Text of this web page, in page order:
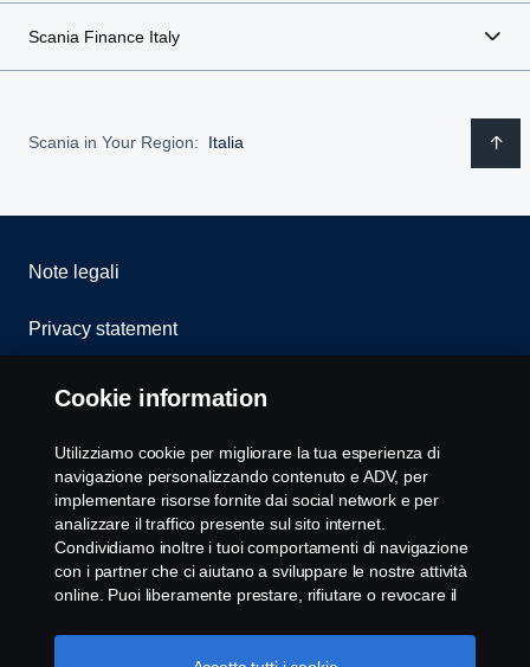
Scania Finance Italy
Scania in Your Region: Italia
Note legali
Privacy statement
Cookies
Whistleblowing
Modello 231
Impostazione Cookie
Cookie information
Utilizziamo cookie per migliorare la tua esperienza di
navigazione personalizzando contenuto e ADV, per
implementare risorse fornite dai social network e per
analizzare il traffico presente sul sito internet.
Condividiamo inoltre i tuoi comportamenti di navigazione
con i partner che ci aiutano a sviluppare le nostre attività
online. Puoi liberamente prestare, rifiutare o revocare il
all'attivazione dei cookie e alla possibilità di condividere le